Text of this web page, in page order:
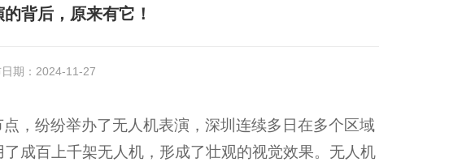
背后，原来有它！
日期：2024-11-27
，纷纷举办了无人机表演，深圳连续多日在多个区域
成百上千架无人机，形成了壮观的视觉效果。无人机